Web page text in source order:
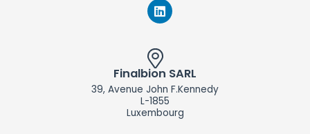
L
i
k
e
d
n
Finalbion SARL
39, Avenue John F.Kennedy
L-1855
Luxembourg